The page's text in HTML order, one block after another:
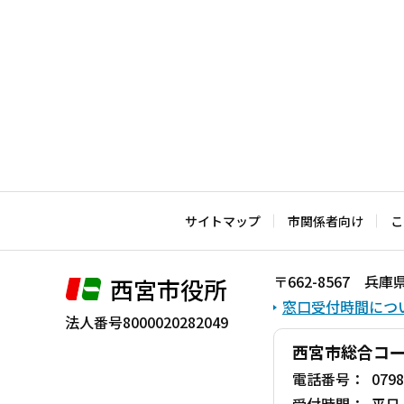
サイトマップ 市関係者向け
西宮市役所
法人番号8000020282049
〒662-8567 兵庫
窓口受付時間につ
西宮市総合コ
電話番号：